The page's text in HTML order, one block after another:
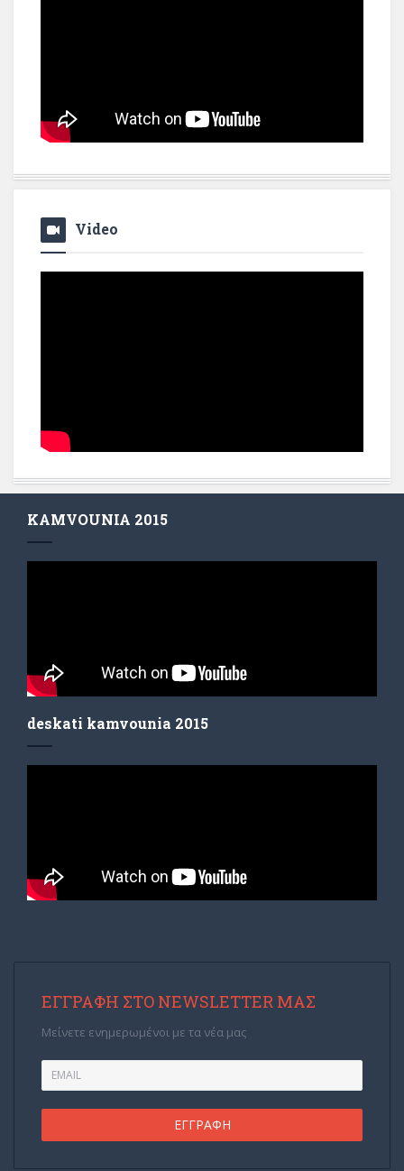
Video
KAMVOUNIA 2015
deskati kamvounia 2015
ΕΓΓΡΑΦΉ ΣΤΟ NEWSLETTER ΜΑΣ
Μείνετε ενημερωμένοι με τα νέα μας